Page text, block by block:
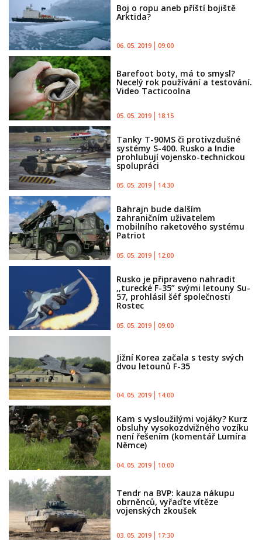
Boj o ropu aneb příští bojiště
Arktida?
06. 05. 2019 09:00
Barefoot boty, má to smysl?
Necelý rok používání a testování.
Video Tacticoolna
05. 05. 2019 18:15
Tanky T-90MS či protivzdušné
systémy S-400. Rusko a Indie
prohlubují vojensko-technickou
spolupráci
05. 05. 2019 14:30
Bahrajn bude dalším
zahraničním uživatelem
mobilního raketového systému
Patriot
05. 05. 2019 12:00
Rusko je připraveno nahradit
,,turecké F-35” svými letouny Su-
57, prohlásil šéf společnosti
Rostec
05. 05. 2019 09:00
Jižní Korea začala s testy svých
dvou letounů F-35
04. 05. 2019 14:00
Kam s vysloužilými vojáky? Kurz
obsluhy vysokozdvižného vozíku
není řešením (komentář Lumíra
Němce)
04. 05. 2019 10:00
Tendr na BVP: kauza nákupu
obrněnců, vyřaďte vítěze
vojenských zkoušek
03. 05. 2019 17:30